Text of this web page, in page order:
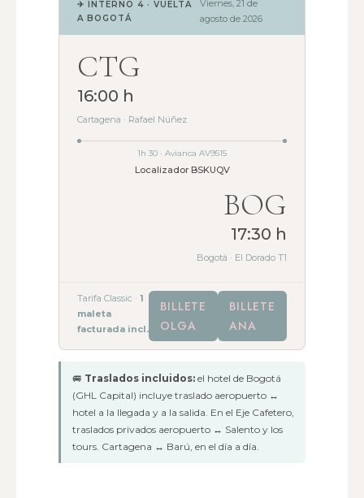
✈ INTERNO 4 · VUELTA
A BOGOTÁ
Viernes, 21 de
agosto de 2026
CTG
16:00 h
Cartagena · Rafael Núñez
1h 30 · Avianca AV9515
Localizador BSKUQV
BOG
17:30 h
Bogotá · El Dorado T1
Tarifa Classic · 1
maleta
facturada incl.
BILLETE
OLGA
BILLETE
ANA
🚐 Traslados incluidos: el hotel de Bogotá
(GHL Capital) incluye traslado aeropuerto ↔
hotel a la llegada y a la salida. En el Eje Cafetero,
traslados privados aeropuerto ↔ Salento y los
tours. Cartagena ↔ Barú, en el día a día.